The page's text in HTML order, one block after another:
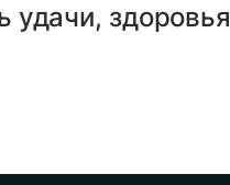
удачи, здоровья